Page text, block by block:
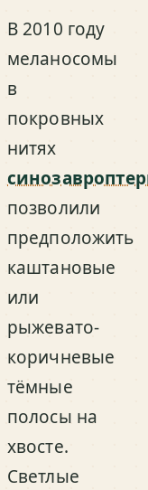
В 2010 году
меланосомы
в
покровных
нитях
позволили
предположить
каштановые
или
рыжевато-
коричневые
тёмные
полосы на
хвосте.
Светлые